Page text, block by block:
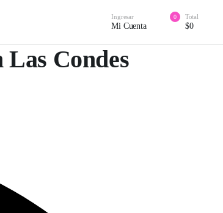
Ingresar
Mi Cuenta
0 Total
$0
Condes